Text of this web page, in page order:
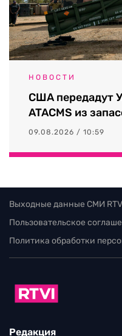
НОВОСТИ
США передадут
ATACMS из
09.08.2026 / 10:59
Выходные данные СМИ
Пользовательское
Политика обработки
Редакция